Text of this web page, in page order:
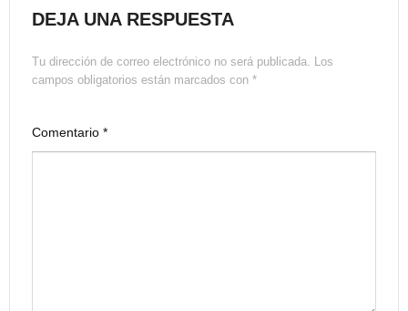
DEJA UNA RESPUESTA
Tu dirección de correo electrónico no será publicada. Los
campos obligatorios están marcados con *
Comentario *